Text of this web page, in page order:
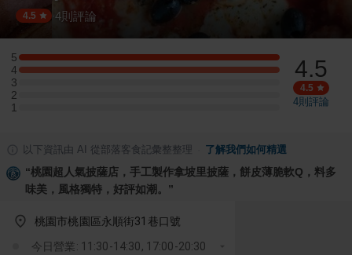
4.5 4則評論
5
5 星：1 則評論
4
4 星：1 則評論
3
3 星：0 則評論
2
2 星：0 則評論
1
1 星：0 則評論
4.5
4.5
4則評論
以下資訊由 AI 從部落客食記彙整整理 了解我們如何精選
“桃園超人氣披薩店，手工製作拿坡里披薩，餅皮薄脆軟Q，料多
味美，風格獨特，好評如潮。 ”
桃園市桃園區永順街31巷口號
今日營業: 11:30-14:30, 17:00-20:30